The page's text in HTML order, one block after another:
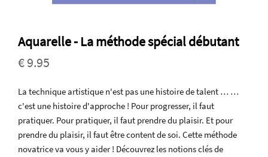
Aquarelle - La méthode spécial débutant
€ 9.95
La technique artistique n'est pas une histoire de talent … …
c'est une histoire d'approche ! Pour progresser, il faut
pratiquer. Pour pratiquer, il faut prendre du plaisir. Et pour
prendre du plaisir, il faut être content de soi. Cette méthode
novatrice va vous y aider ! Découvrez les notions clés de